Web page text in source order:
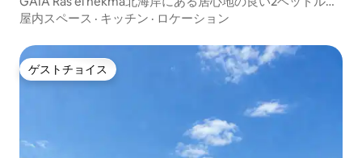
ムのシャレー
屋内スペース · キッチン · ロケーション
ゲストチョイス
ゲストチョイス